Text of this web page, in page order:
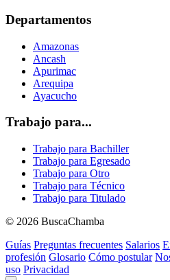
Departamentos
Amazonas
Ancash
Apurimac
Arequipa
Ayacucho
Trabajo para...
Trabajo para Bachiller
Trabajo para Egresado
Trabajo para Otro
Trabajo para Técnico
Trabajo para Titulado
© 2026 BuscaChamba
Guías Preguntas frecuentes Salarios
profesión Glosario Cómo postular
uso Privacidad